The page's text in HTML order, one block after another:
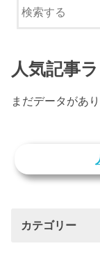
人気記事
まだデータがあり
カテゴリー